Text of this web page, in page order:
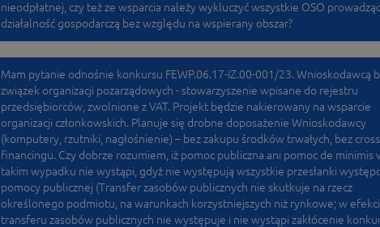
nieodpłatnej, czy też ze wsparcia należy wykluczyć wszystkie OSO
działalność gospodarczą bez względu na wspierany obszar?
Mam pytanie odnośnie konkursu FEWP.06.17-IZ.00-001/23. Wnioskodawcą
związek organizacji pozarządowych - stowarzyszenie wpisane do rejestru
przedsiębiorców, zwolnione z VAT. Projekt będzie nakierowany na wsparcie
organizacji członkowskich. Planuje się drobne doposażenie Wnioskodawcy
(komputery, rzutniki, nagłośnienie) – bez zakupu środków trwałych, bez cross
financingu. Czy dobrze rozumiem, iż pomoc publiczna ani pomoc de minimis
takim wypadku nie wystąpi, gdyż nie występują wszystkie przesłanki
pomocy publicznej (Transfer zasobów publicznych nie skutkuje na rzecz
określonego podmiotu, na warunkach korzystniejszych niż rynkowe; w
transferu zasobów publicznych nie występuje i nie wystąpi zakłócenie